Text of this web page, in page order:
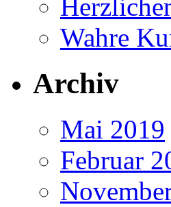
Wahre
Archiv
Mai 2019
Februar